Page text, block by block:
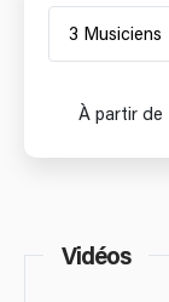
3 Musiciens
À partir de
Vidéos